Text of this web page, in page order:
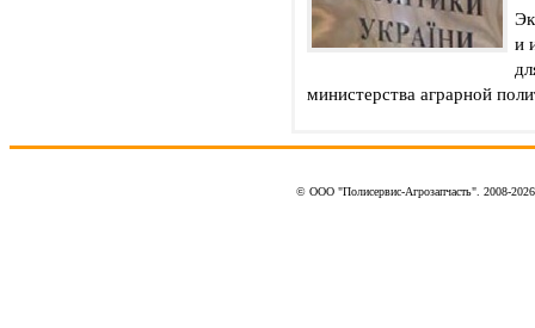
и
министерства аграрной
© ООО "Полисервис-Агрозапчасть". 2008-